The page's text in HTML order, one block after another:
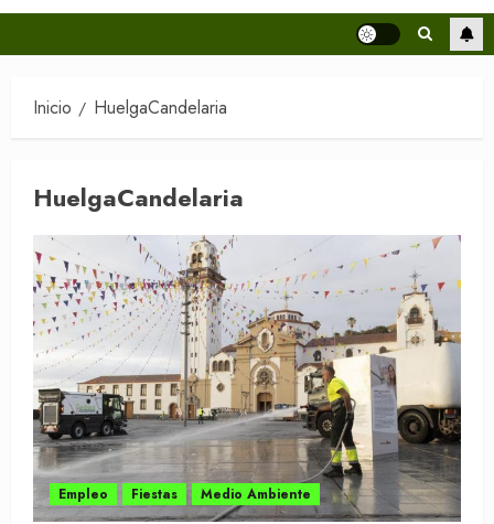
Inicio HuelgaCandelaria
HuelgaCandelaria
Empleo Fiestas Medio Ambiente